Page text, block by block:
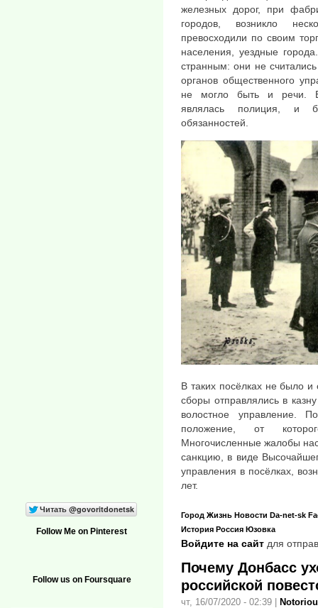
железных дорог, при
городов, возникло
превосходили по своим
населения, уездные
странным: они не
органов общественного
не могло быть и речи.
являлась полиция, и
обязанностей.
В таких посёлках не было
сборы отправлялись в
волостное управление.
положение, от
Многочисленные жалобы
санкцию, в виде
управления в посёлках,
лет.
Город Жизнь Новости Da-net-sk
История Россия Юзовка
Войдите на сайт для
Почему Донбасс
российской
чт, 16/07/2020 - 02:39
Follow Me on Pinterest
Follow us on Foursquare